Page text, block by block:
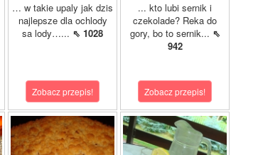
… w takie upaly jak dzis
najlepsze dla ochlody
sa lody…... ⇖ 1028
Zobacz przepis!
... kto lubi sernik i
czekolade? Reka do
gory, bo to sernik... ⇖
942
Zobacz przepis!